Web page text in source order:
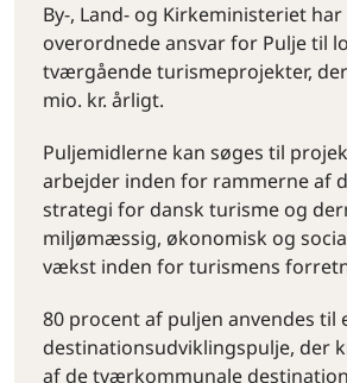
By-, Land- og Kirkeministeriet
overordnede ansvar for Pulje til
tværgående turismeprojekter,
mio. kr. årligt.
Puljemidlerne kan søges til
arbejder inden for rammerne af
strategi for dansk turisme og
miljømæssig, økonomisk og
vækst inden for turismens
80 procent af puljen anvendes til
destinationsudviklingspulje, der
af de tværkommunale